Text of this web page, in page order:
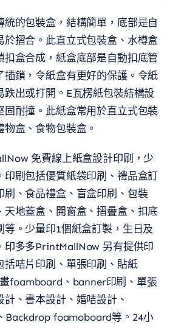
統的包裝盒，結構簡單，底部是自
於摺合。此直立式包裝盒、水樽盒
扣盒合成，紙盒底部是自動扣底管
插鎖，令紙盒有更好的保護。令紙
跌出或打開。E瓦楞紙包裝結構設
固耐撞。此紙盒常用於直立式包裝
盒、食物包裝盒。
免費線上紙盒設計印刷，少
印刷包括優質紙袋印刷、禮品盒訂
刷、食品禮盒、盲盒印刷、包裝
天地蓋盒、開窗盒、摺疊盒、扣底
等。少量印1個紙盒訂製，生日及
印多多PrintMallNow 另有提供印
括咭片印刷、單張印刷、貼紙
foamboard、banner印刷、單張
、書本設計、婚咭設計、
Backdrop foamoboard等。24小